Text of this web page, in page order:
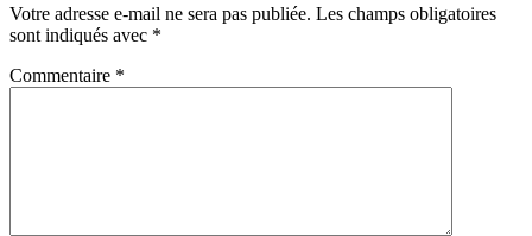
Votre adresse e-mail ne sera pas publiée. Les champs obligatoires
sont indiqués avec *
Commentaire *